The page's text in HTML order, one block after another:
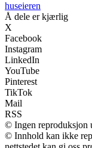
huseieren
Å dele er kjærlig
X
Facebook
Instagram
LinkedIn
YouTube
Pinterest
TikTok
Mail
RSS
© Ingen reproduksjon
© Innhold kan ikke